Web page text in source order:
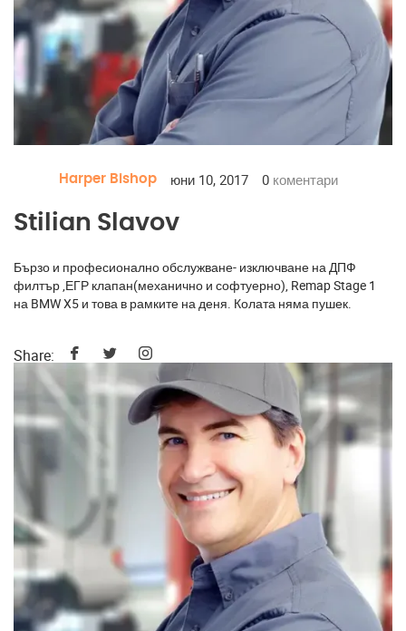
Harper Bishop юни 10, 2017 0 коментари
Stilian Slavov
Бързо и професионално обслужване- изключване на ДПФ
филтър ,ЕГР клапан(механично и софтуерно), Remap Stage 1
на BMW X5 и това в рамките на деня. Колата няма пушек.
Share: